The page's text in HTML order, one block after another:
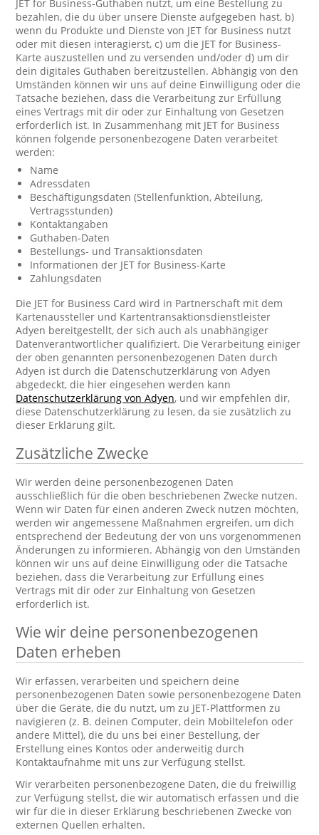
JET for Business-Guthaben nutzt, um eine Bestellung zu
bezahlen, die du über unsere Dienste aufgegeben hast, b)
wenn du Produkte und Dienste von JET for Business nutzt
oder mit diesen interagierst, c) um die JET for Business-
Karte auszustellen und zu versenden und/oder d) um dir
dein digitales Guthaben bereitzustellen. Abhängig von den
Umständen können wir uns auf deine Einwilligung oder die
Tatsache beziehen, dass die Verarbeitung zur Erfüllung
eines Vertrags mit dir oder zur Einhaltung von Gesetzen
erforderlich ist. In Zusammenhang mit JET for Business
können folgende personenbezogene Daten verarbeitet
werden:
Name
Adressdaten
Beschäftigungsdaten (Stellenfunktion, Abteilung,
Vertragsstunden)
Kontaktangaben
Guthaben-Daten
Bestellungs- und Transaktionsdaten
Informationen der JET for Business-Karte
Zahlungsdaten
Die JET for Business Card wird in Partnerschaft mit dem
Kartenaussteller und Kartentransaktionsdienstleister
Adyen bereitgestellt, der sich auch als unabhängiger
Datenverantwortlicher qualifiziert. Die Verarbeitung einiger
der oben genannten personenbezogenen Daten durch
Adyen ist durch die Datenschutzerklärung von Adyen
abgedeckt, die hier eingesehen werden kann
Datenschutzerklärung von Adyen, und wir empfehlen dir,
diese Datenschutzerklärung zu lesen, da sie zusätzlich zu
dieser Erklärung gilt.
Zusätzliche Zwecke
Wir werden deine personenbezogenen Daten
ausschließlich für die oben beschriebenen Zwecke nutzen.
Wenn wir Daten für einen anderen Zweck nutzen möchten,
werden wir angemessene Maßnahmen ergreifen, um dich
entsprechend der Bedeutung der von uns vorgenommenen
Änderungen zu informieren. Abhängig von den Umständen
können wir uns auf deine Einwilligung oder die Tatsache
beziehen, dass die Verarbeitung zur Erfüllung eines
Vertrags mit dir oder zur Einhaltung von Gesetzen
erforderlich ist.
Wie wir deine personenbezogenen
Daten erheben
Wir erfassen, verarbeiten und speichern deine
personenbezogenen Daten sowie personenbezogene Daten
über die Geräte, die du nutzt, um zu JET-Plattformen zu
navigieren (z. B. deinen Computer, dein Mobiltelefon oder
andere Mittel), die du uns bei einer Bestellung, der
Erstellung eines Kontos oder anderweitig durch
Kontaktaufnahme mit uns zur Verfügung stellst.
Wir verarbeiten personenbezogene Daten, die du freiwillig
zur Verfügung stellst, die wir automatisch erfassen und die
wir für die in dieser Erklärung beschriebenen Zwecke von
externen Quellen erhalten.